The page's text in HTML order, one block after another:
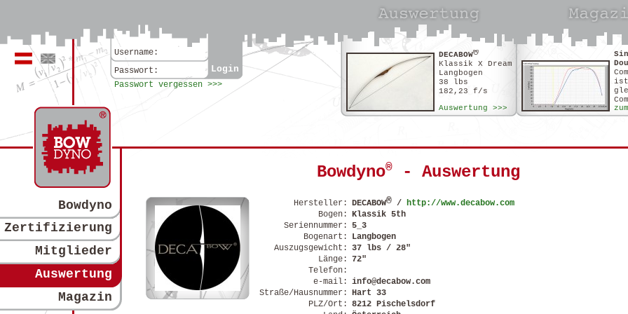
DeutschEnglisch
Username:
Passwort:
Login
Passwort vergessen >>>
DECABOW®
Klassik X Dream
Langbogen
38 lbs
182,23 f/s
Auswertung >>>
Die
Bowdyno
Zertifizierung
Mitglieder
Auswertung
Magazin
Bowdyno®- Auswertung
Hersteller: DECABOW® / http://www.decabow.com
Bogen: Klassik 5th
Seriennummer: 5_3
Bogenart:
Langbogen
Auszugsgewicht: 37 lbs / 28"
Länge: 72"
Telefon:
e-mail: info@decabow.com
Straße/Hausnummer: Hart 33
PLZ/Ort: 8212 Pischelsdorf